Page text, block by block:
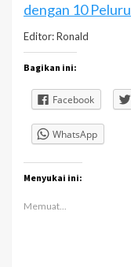
dengan 10 Peluru
Editor: Ronald
Bagikan ini:
Facebook
WhatsApp
Menyukai ini:
Memuat...